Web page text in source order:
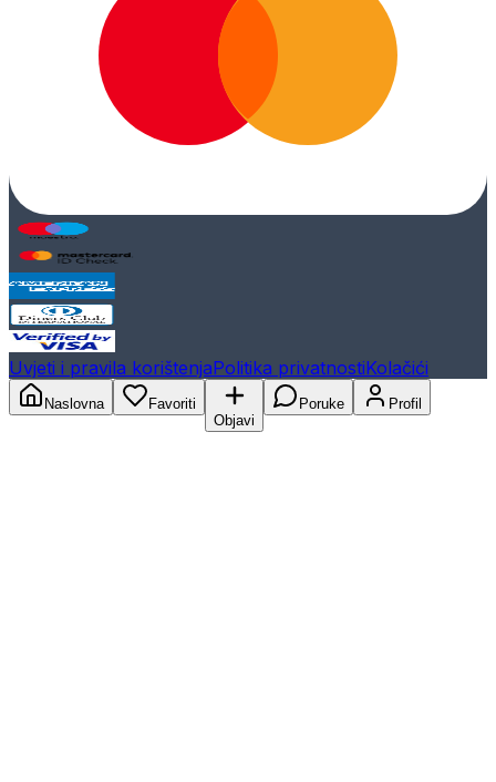
Uvjeti i pravila korištenjaPolitika privatnostiKolačići
Naslovna
Favoriti
Objavi
Poruke Profil